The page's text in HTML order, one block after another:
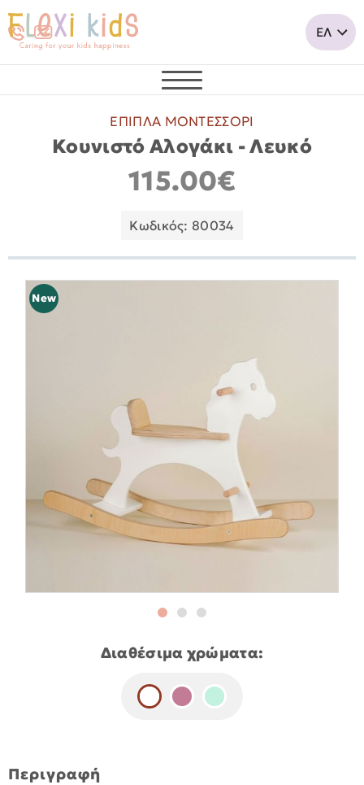
ΕΠΙΠΛΑ ΜΟΝΤΕΣΣΟΡΙ
Κουνιστό Αλογάκι - Λευκό
115.00€
Κωδικός: 80034
New
Διαθέσιμα χρώματα:
Περιγραφή